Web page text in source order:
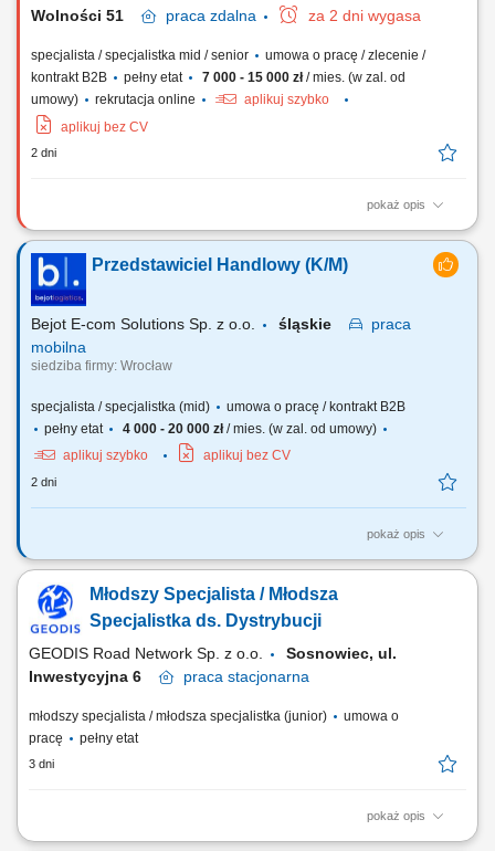
Wolności 51
praca zdalna za 2 dni wygasa
specjalista / specjalistka mid / senior
umowa o pracę / zlecenie /
kontrakt B2B
pełny etat 7 000 - 15 000 zł/ mies. (w zal. od
umowy)
rekrutacja online
aplikuj szybko
aplikuj bez CV
2 dni
pokaż opis
Opis stanowiska: organizacja i kontrola transportów
negocjowanie cen i warunków przewozu, monitorowanie przebiegu
transportów i terminów dostaw, prowadzenie dokumentacji i
raportowanie wyników operacyjnych.
Przedstawiciel Handlowy (K/M)
Bejot E-com Solutions Sp. z o.o. śląskie
praca
mobilna
siedziba firmy: Wrocław
specjalista / specjalistka (mid)
umowa o pracę / kontrakt B2B
pełny etat
4 000 - 20 000 zł/ mies. (w zal. od umowy)
aplikuj szybko
aplikuj bez CV
2 dni
pokaż opis
Twój zakres obowiązków: Aktywne pozyskiwanie nowych klientów
rozwiązań logistycznych; Budowanie i rozwijanie długofalowych relacji
z klientami; Prowadzenie spotkań handlowych i prezentacji oferty firmy;
Negocjowanie warunków...
Młodszy Specjalista / Młodsza
Specjalistka ds. Dystrybucji
GEODIS Road Network Sp. z o.o.
Sosnowiec, ul.
Inwestycyjna 6
praca stacjonarna
młodszy specjalista / młodsza specjalistka (junior)
umowa o
pracę
pełny etat
3 dni
pokaż opis
Opis stanowiska Optymalne planowanie transportów i przekazywanie